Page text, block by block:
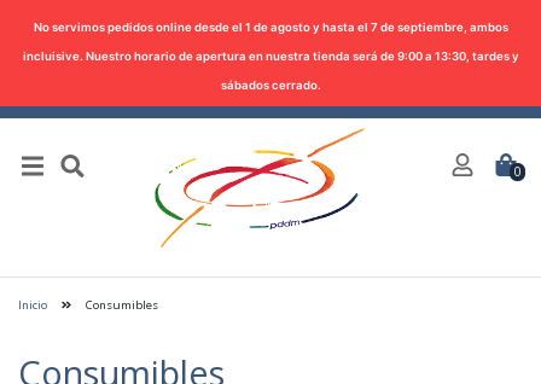
No servimos pedidos online desde el 1 de agosto y hasta el 7 de septiembre, ambos
incluisive. Nuestro horario de apertura en nuestra tienda será de 9:00 a 13:30, tardes y
sábados cerrado.
0
Inicio Consumibles
Consumibles